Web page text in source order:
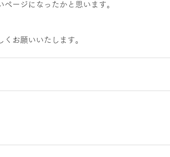
ージになったかと思います。
お願いいたします。